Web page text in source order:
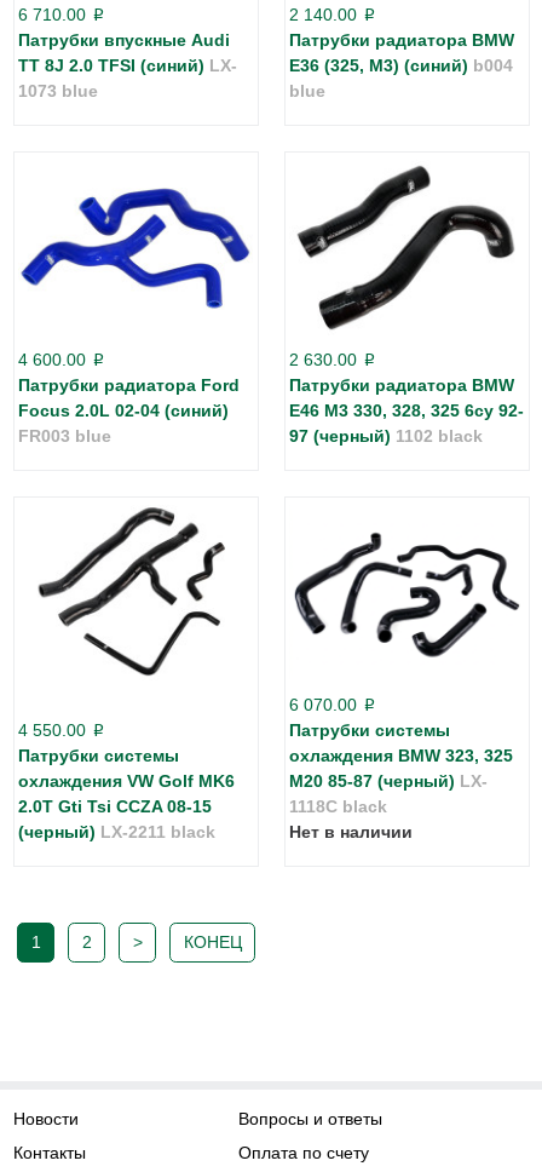
6 710.00 p
Патрубки впускные Audi
TT 8J 2.0 TFSI (синий) LX-
1073 blue
2 140.00 p
Патрубки радиатора BMW
E36 (325, M3) (синий) b004
blue
4 600.00 p
Патрубки радиатора Ford
Focus 2.0L 02-04 (синий)
FR003 blue
2 630.00 p
Патрубки радиатора BMW
E46 M3 330, 328, 325 6cy 92-
97 (черный) 1102 black
4 550.00 p
Патрубки системы
охлаждения VW Golf MK6
2.0T Gti Tsi CCZA 08-15
(черный) LX-2211 black
6 070.00 p
Патрубки системы
охлаждения BMW 323, 325
M20 85-87 (черный) LX-
1118C black
Нет в наличии
1 2 > КОНЕЦ
Новости
Контакты
Вопросы и ответы
Оплата по счету